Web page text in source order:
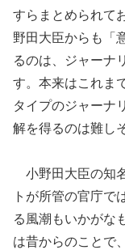
すらまとめられて
野田大臣からも「
るのは、ジャーナ
す。本来はこれま
タイプのジャーナ
解を得るのは難し
小野田大臣の知
トが所管の官庁で
る風潮もいかがな
は昔からのことで